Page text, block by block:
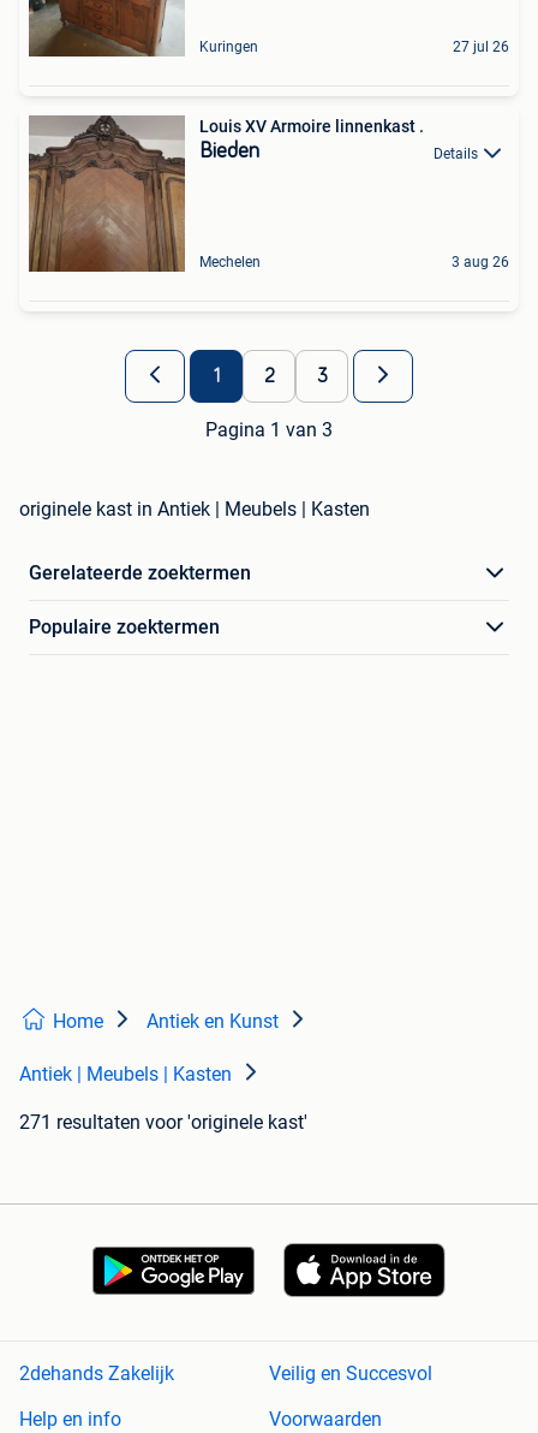
Kuringen 27 jul 26
Louis XV Armoire linnenkast .
Bieden Details
Mechelen 3 aug 26
1 2 3
Pagina 1 van 3
originele kast in Antiek | Meubels | Kasten
Gerelateerde zoektermen
Populaire zoektermen
Home Antiek en Kunst
Antiek | Meubels | Kasten
271 resultaten voor 'originele kast'
2dehands Zakelijk
Veilig en Succesvol
Help en info
Voorwaarden